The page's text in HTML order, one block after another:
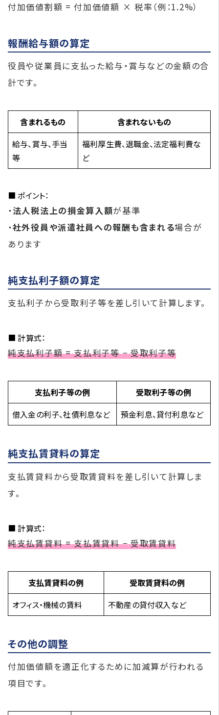
付加価値割額 = 付加価値額 × 税率（例：1.2%）
報酬給与額の算定
役員や従業員に支払った給与・賞与などの金額の合
計です。
含まれるもの
含まれないもの
給与、賞与、手当
等
福利厚生費、退職金、法定福利費な
ど
■ ポイント：
・法人税法上の損金算入額が基準
・社外役員や派遣社員への報酬も含まれる場合が
あります
純支払利子額の算定
支払利子から受取利子等を差し引いて計算します。
■ 計算式：
純支払利子額 = 支払利子等 − 受取利子等
支払利子等の例
受取利子等の例
借入金の利子、社債利息など
預金利息、貸付利息など
純支払賃貸料の算定
支払賃貸料から受取賃貸料を差し引いて計算しま
す。
■ 計算式：
純支払賃貸料 = 支払賃貸料 − 受取賃貸料
支払賃貸料の例
受取賃貸料の例
オフィス・機械の賃料
不動産の貸付収入など
その他の調整
付加価値額を適正化するために加減算が行われる
項目です。